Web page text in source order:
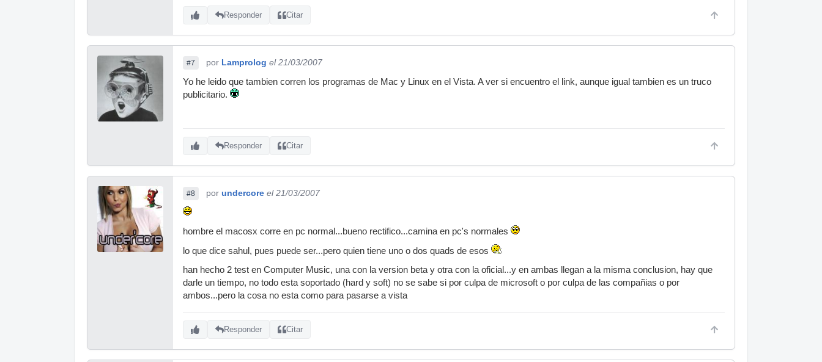
Responder Citar
#7 por Lamprolog el 21/03/2007
Yo he leido que tambien corren los programas de Mac y Linux en el Vista. A ver si encuentro el link, aunque igual tambien es un truco
publicitario.
Responder Citar
#8 por undercore el 21/03/2007
hombre el macosx corre en pc normal...bueno rectifico...camina en pc's normales
lo que dice sahul, pues puede ser...pero quien tiene uno o dos quads de esos
han hecho 2 test en Computer Music, una con la version beta y otra con la oficial...y en ambas llegan a la misma conclusion, hay que
darle un tiempo, no todo esta soportado (hard y soft) no se sabe si por culpa de microsoft o por culpa de las compañias o por
ambos...pero la cosa no esta como para pasarse a vista
Responder Citar